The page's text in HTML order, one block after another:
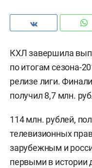
КХЛ завершила
по итогам сезона-
релизе лиги.
получил 8,7 млн.
114 млн. рублей,
телевизионных
зарубежным и
первыми в истории